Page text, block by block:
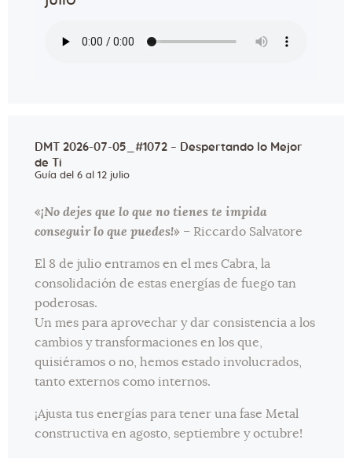
DMT 2026-07-05_#1072 – Despertando lo Mejor
de Ti
Guía del 6 al 12 julio
«¡No dejes que lo que no tienes te impida
conseguir lo que puedes!» – Riccardo Salvatore
El 8 de julio entramos en el mes Cabra, la
consolidación de estas energías de fuego tan
poderosas.
Un mes para aprovechar y dar consistencia a los
cambios y transformaciones en los que,
quisiéramos o no, hemos estado involucrados,
tanto externos como internos.
¡Ajusta tus energías para tener una fase Metal
constructiva en agosto, septiembre y octubre!